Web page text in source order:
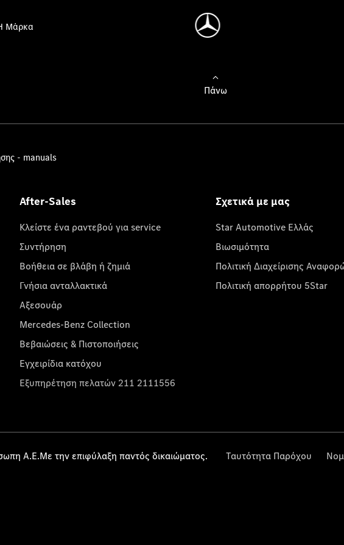
Μάρκα
Πάνω
- manuals
After-Sales
Κλείστε ένα ραντεβού για service
Συντήρηση
Βοήθεια σε βλάβη ή ζημιά
Γνήσια ανταλλακτικά
Αξεσουάρ
Mercedes-Benz Collection
Βεβαιώσεις & Πιστοποιήσεις
Εγχειρίδια κατόχου
Εξυπηρέτηση πελατών 211 2111556
Σχετικά με μας
Star Automotive Ελλάς
Βιωσιμότητα
Πολιτική Διαχείρισης
Πολιτική απορρήτου 5Star
Α.Ε.Με την επιφύλαξη παντός δικαιώματος. Ταυτότητα Παρόχου